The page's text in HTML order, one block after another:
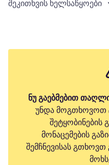
შეკითხვის ხელსაწყოები
ნუ გაებმებით
უნდა მოგთხოვოთ
შეტყობინების
მონაცემების
შემჩნევისას